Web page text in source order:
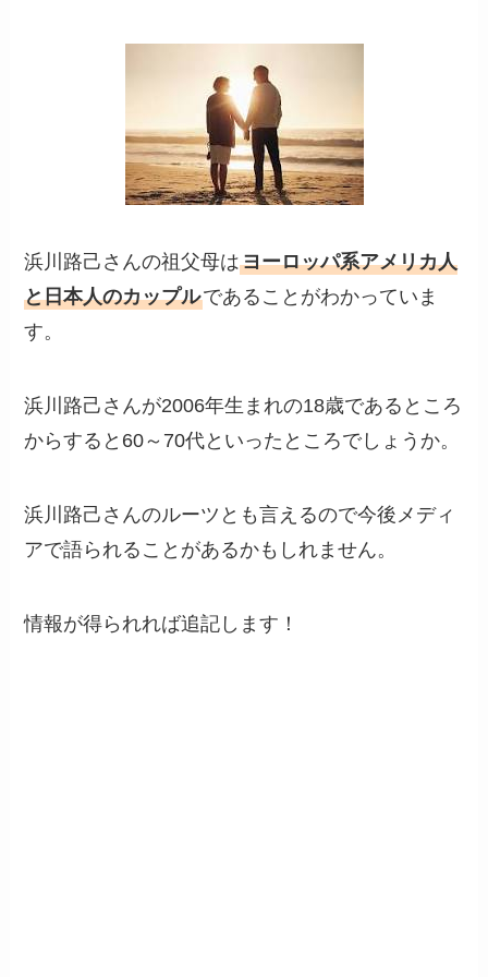
浜川路己さんの祖父母はヨーロッパ系アメリカ人
と日本人のカップルであることがわかっていま
す。
浜川路己さんが2006年生まれの18歳であるところ
からすると60～70代といったところでしょうか。
浜川路己さんのルーツとも言えるので今後メディ
アで語られることがあるかもしれません。
情報が得られれば追記します！